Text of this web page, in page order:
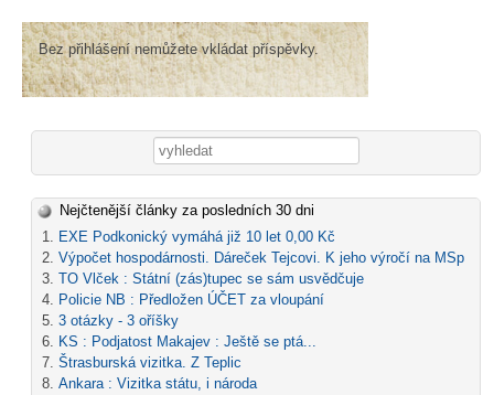
Bez přihlášení nemůžete vkládat příspěvky.
Vyhledávání
Nejčtenější články za posledních 30 dni
EXE Podkonický vymáhá již 10 let 0,00 Kč
Výpočet hospodárnosti. Dáreček Tejcovi. K jeho výročí na MSp
TO Vlček : Státní (zás)tupec se sám usvědčuje
Policie NB : Předložen ÚČET za vloupání
3 otázky - 3 oříšky
KS : Podjatost Makajev : Ještě se ptá...
Štrasburská vizitka. Z Teplic
Ankara : Vizitka státu, i národa